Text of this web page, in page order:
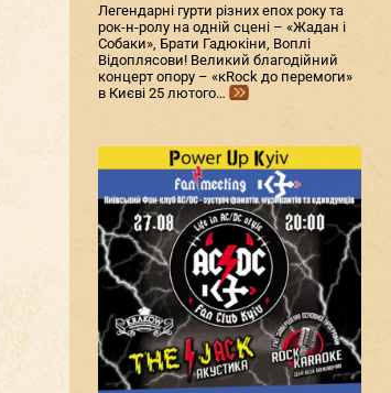
Легендарні гурти різних епох року та
рок-н-ролу на одній сцені – «Жадан і
Собаки», Брати Гадюкіни, Воплі
Відоплясови! Великий благодійний
концерт опору – «кRock до перемоги»
в Києві 25 лютого…